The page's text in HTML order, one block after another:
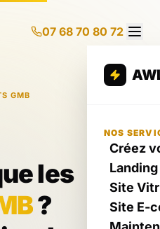
07 68 70 80 72
NOS
Créez
Site
Site E-
GMB
les
?